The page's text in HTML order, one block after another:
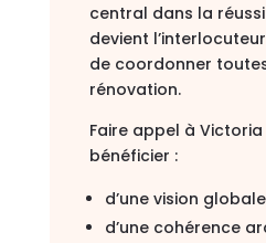
central dans la
devient
de coordonner
rénovation.
Faire appel à
bénéficier :
d’une vision
d’une cohérence